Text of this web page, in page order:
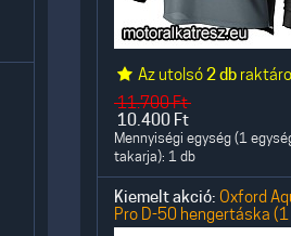
Az utolsó2 db
11.700Ft
10.400 Ft
Mennyiségi egység (1
takarja): 1 db
Kiemelt akció: Oxford
Pro D-50 hengertáska (1